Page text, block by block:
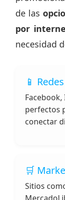
de las
por
necesidad
📱
perfectos
conectar
🛒
Sitios